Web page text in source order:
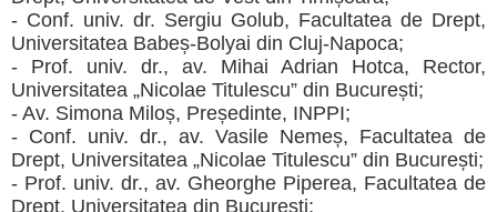
- Conf. univ. dr. Sergiu Golub, Facultatea de Drept,
Universitatea Babeș-Bolyai din Cluj-Napoca;
- Prof. univ. dr., av. Mihai Adrian Hotca, Rector,
Universitatea „Nicolae Titulescu” din București;
- Av. Simona Miloș, Președinte, INPPI;
- Conf. univ. dr., av. Vasile Nemeș, Facultatea de
Drept, Universitatea „Nicolae Titulescu” din București;
- Prof. univ. dr., av. Gheorghe Piperea, Facultatea de
Drept, Universitatea din București;